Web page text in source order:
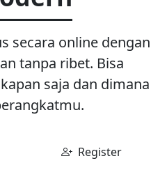
secara online dengan
tanpa ribet. Bisa
saja dan dimana
Register